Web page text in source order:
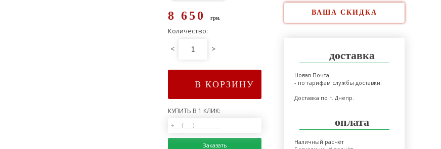
8 650 грн.
Количество:
< >
В КОРЗИНУ
КУПИТЬ В 1 КЛИК:
Заказать
ВАША СКИДКА
доставка
Новая Почта
- по тарифам службы доставки.
Доставка по г. Днепр.
оплата
Наличный расчёт